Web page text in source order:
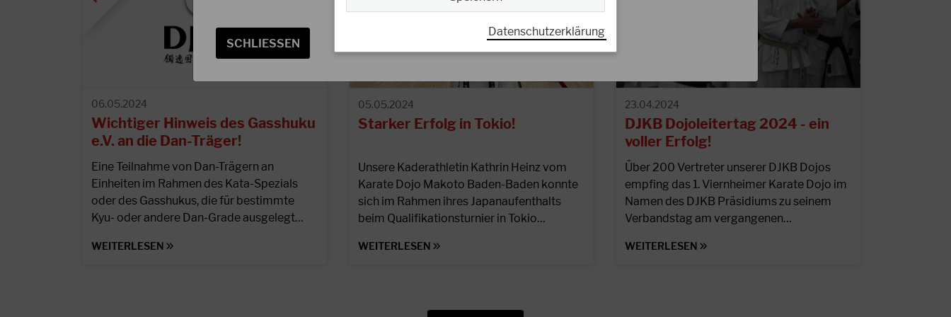
Datenschutzerklärung
06.05.2024
Wichtiger Hinweis des Gasshuku
e.V. an die Dan-Träger!
Eine Teilnahme von Dan-Trägern an
Einheiten im Rahmen des Kata-Spezials
oder des Gasshukus, die für bestimmte
Kyu- oder andere Dan-Grade ausgelegt…
WEITERLESEN
05.05.2024
Starker Erfolg in Tokio!
Unsere Kaderathletin Kathrin Heinz vom
Karate Dojo Makoto Baden-Baden konnte
sich im Rahmen ihres Japanaufenthalts
beim Qualifikationsturnier in Tokio…
WEITERLESEN
23.04.2024
DJKB Dojoleitertag 2024 - ein
voller Erfolg!
Über 200 Vertreter unserer DJKB Dojos
empfing das 1. Viernheimer Karate Dojo im
Namen des DJKB Präsidiums zu seinem
Verbandstag am vergangenen…
WEITERLESEN
SCHLIESSEN